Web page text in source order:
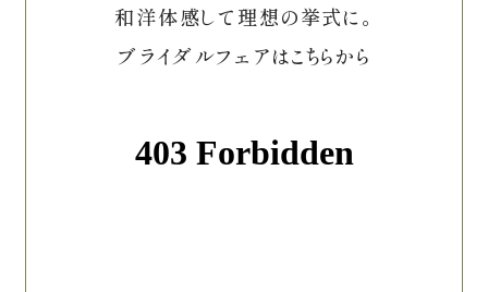
和洋体感して理想の挙式に。
ブライダルフェアはこちらから